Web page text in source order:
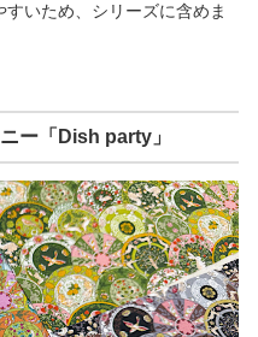
いため、シリーズに含めま
ー「Dish party」